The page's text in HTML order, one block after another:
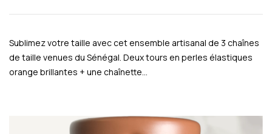
Sublimez votre taille avec cet ensemble artisanal de 3 chaînes
de taille venues du Sénégal. Deux tours en perles élastiques
orange brillantes + une chaînette…